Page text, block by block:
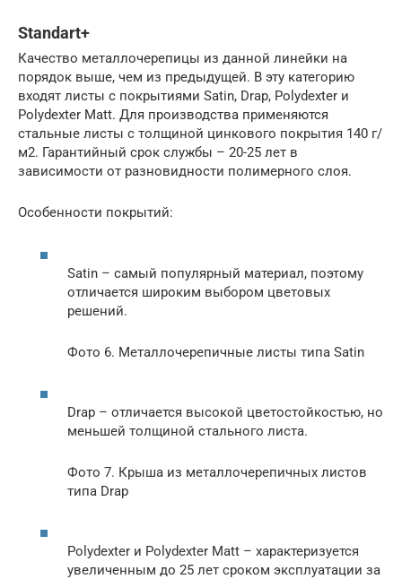
Standart+
Качество металлочерепицы из данной линейки на
порядок выше, чем из предыдущей. В эту категорию
входят листы с покрытиями Satin, Drap, Polydexter и
Polydexter Matt. Для производства применяются
стальные листы с толщиной цинкового покрытия 140 г/
м2. Гарантийный срок службы – 20-25 лет в
зависимости от разновидности полимерного слоя.
Особенности покрытий:
Satin – самый популярный материал, поэтому
отличается широким выбором цветовых
решений.
Фото 6. Металлочерепичные листы типа Satin
Drap – отличается высокой цветостойкостью, но
меньшей толщиной стального листа.
Фото 7. Крыша из металлочерепичных листов
типа Drap
Polydexter и Polydexter Matt – характеризуется
увеличенным до 25 лет сроком эксплуатации за